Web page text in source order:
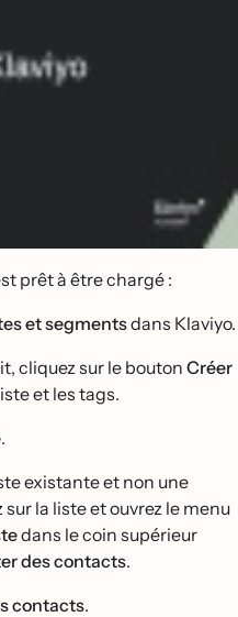
prêt à être chargé :
et segmentsdans Klaviyo.
cliquez sur le bouton Créer
et les tags.
.
existante et non une
la liste et ouvrez le menu
dans le coin supérieur
des contacts.
contacts.